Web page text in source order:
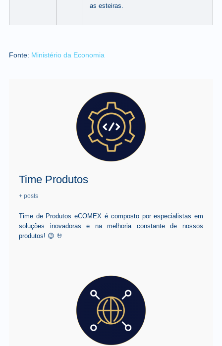
as esteiras.
Fonte: Ministério da Economia
Time Produtos
+ posts
Time de Produtos eCOMEX é composto por especialistas em
soluções inovadoras e na melhoria constante de nossos
produtos! 😉 🤘